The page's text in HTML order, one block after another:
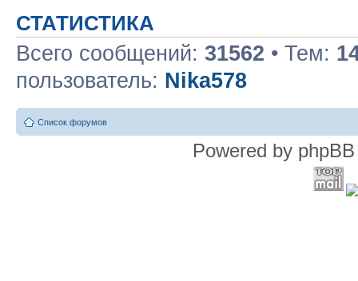
СТАТИСТИКА
Всего сообщений: 31562 • Тем:
пользователь: Nika578
Список форумов
Powered by